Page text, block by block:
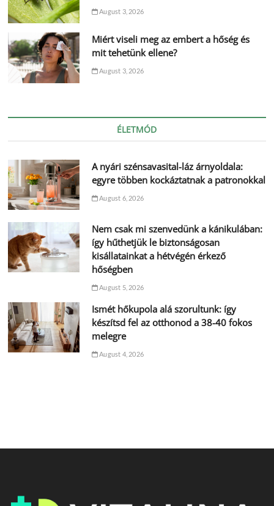
August 3, 2026
Miért viseli meg az embert a hőség és
mit tehetünk ellene?
August 3, 2026
ÉLETMÓD
A nyári szénsavasital-láz árnyoldala:
egyre többen kockáztatnak a patronokkal
August 6, 2026
Nem csak mi szenvedünk a kánikulában:
így hűthetjük le biztonságosan
kisállatainkat a hétvégén érkező
hőségben
August 5, 2026
Ismét hőkupola alá szorultunk: így
készítsd fel az otthonod a 38-40 fokos
melegre
August 4, 2026